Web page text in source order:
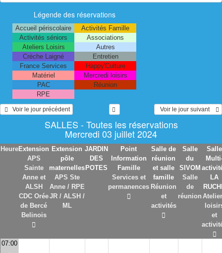
Légende des réservations
Accueil périscolaire
Activités Famille
Activités séniors
Associations
Ateliers Loisirs
Autres
Crèche Laigné
Entretien
France Services
Happy'Culture
Matériel
Mercredi loisirs
PAC
Réunion
RPE
   Voir le jour précédent
  Voir le jour suivant
SALLES - Toutes les réservations
Mercredi 03 juillet 2024
HeureExtension
APS
Sainte
Anne et
ALSH
CDC Orée
de Bercé
Belinois
Extension
pôle
maternelles
APS Ste
Anne / RPE
JR / ALSH /
ML
JARDIN
DES
POTES
Point
Information
Famille
Services et
permanences
Salle de
réunion
et salle
famille
Réunion
et
activités
Salle
du
SIVOM
Salle
de
réunion
Salle
LA
et
07:00